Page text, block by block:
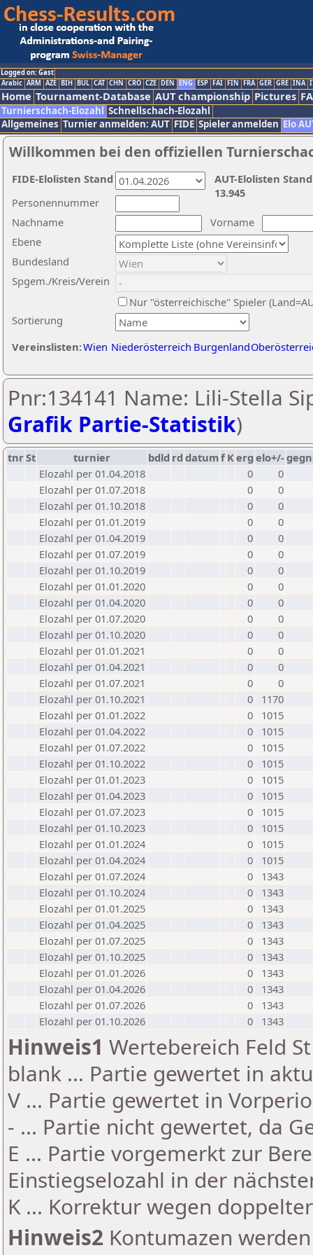
Logged on: Gast
Arabic ARM AZE BIH BUL CAT CHN CRO CZE DEN ENG ESP FAI FIN FRA GER GRE INA
Home Tournament-Database AUT championship Pictures
Turnierschach-Elozahl Schnellschach-Elozahl
Allgemeines Turnier anmelden: AUT FIDE Spieler anmelden Elo
Willkommen bei den offiziellen
Nachname
Vorname
Ebene
Sortierung
Personennummer
Bundesland
Spgem./Kreis/Verein
Nur "österreichische" Spieler
Vereinslisten:Wien Niederösterreich Burgenland
AUT-Elolisten
13.945
FIDE-Elolisten Stand
Pnr:134141 Name: Lili-Stella
Grafik Partie-Statistik)
tnrSt turnier bdld rd datumf Kerg elo+/-
Elozahl per 01.04.2018
0
0
Elozahl per 01.07.2018
0
0
Elozahl per 01.10.2018
0
0
Elozahl per 01.01.2019
0
0
Elozahl per 01.04.2019
0
0
Elozahl per 01.07.2019
0
0
Elozahl per 01.10.2019
0
0
Elozahl per 01.01.2020
0
0
Elozahl per 01.04.2020
0
0
Elozahl per 01.07.2020
0
0
Elozahl per 01.10.2020
0
0
Elozahl per 01.01.2021
0
0
Elozahl per 01.04.2021
0
0
Elozahl per 01.07.2021
0
0
Elozahl per 01.10.2021
0
1170
Elozahl per 01.01.2022
0
1015
Elozahl per 01.04.2022
0
1015
Elozahl per 01.07.2022
0
1015
Elozahl per 01.10.2022
0
1015
Elozahl per 01.01.2023
0
1015
Elozahl per 01.04.2023
0
1015
Elozahl per 01.07.2023
0
1015
Elozahl per 01.10.2023
0
1015
Elozahl per 01.01.2024
0
1015
Elozahl per 01.04.2024
0
1015
Elozahl per 01.07.2024
0
1343
Elozahl per 01.10.2024
0
1343
Elozahl per 01.01.2025
0
1343
Elozahl per 01.04.2025
0
1343
Elozahl per 01.07.2025
0
1343
Elozahl per 01.10.2025
0
1343
Elozahl per 01.01.2026
0
1343
Elozahl per 01.04.2026
0
1343
Elozahl per 01.07.2026
0
1343
Elozahl per 01.10.2026
0 1343
Hinweis1 Wertebereich Feld
blank ... Partie gewertet in
V ... Partie gewertet in
- ... Partie nicht gewertet, da
E ... Partie vorgemerkt zur
Einstiegselozahl in der
K ... Korrektur wegen
Hinweis2 Kontumazen